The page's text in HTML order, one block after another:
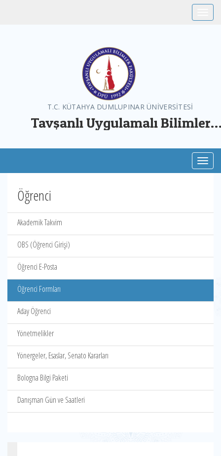
T.C. KÜTAHYA DUMLUPINAR ÜNİVERSİTESİ
Tavşanlı Uygulamalı Bilimler
Öğrenci
Akademik Takvim
OBS (Öğrenci Girişi)
Öğrenci E-Posta
Öğrenci Formları
Aday Öğrenci
Yönetmelikler
Yönergeler, Esaslar, Senato Kararları
Bologna Bilgi Paketi
Danışman Gün ve Saatleri